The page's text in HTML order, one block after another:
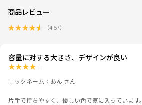
商品レビュー
★★★★★ （4.57）
容量に対する大きさ、デザインが良い
★★★★
ニックネーム：あん さん
片手で持ちやすく、優しい色で気に入っています。